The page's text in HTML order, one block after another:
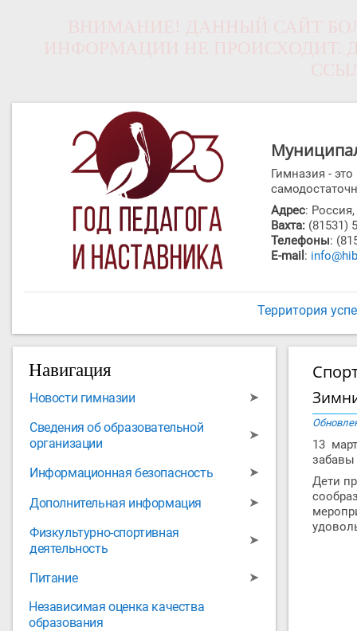
Гимназия -
Адрес:
Вахта: (81531)
Телефоны:
E-mail :
Территория
Навигация
Новости гимназии
➤
Сведения об образовательной
организации
➤
Информационная безопасность ➤
Дополнительная информация
➤
Физкультурно-спортивная
деятельность
➤
Питание
➤
Независимая оценка качества
образования
13
Дети